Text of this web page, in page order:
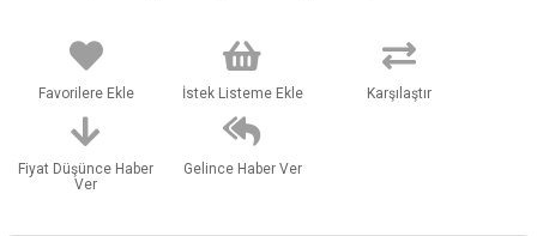
Favorilere Ekle İstek Listeme Ekle Karşılaştır
Fiyat Düşünce Haber
Ver
Gelince Haber Ver